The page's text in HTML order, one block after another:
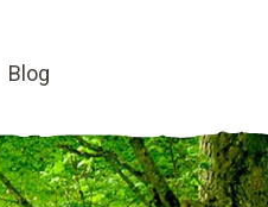
Blog